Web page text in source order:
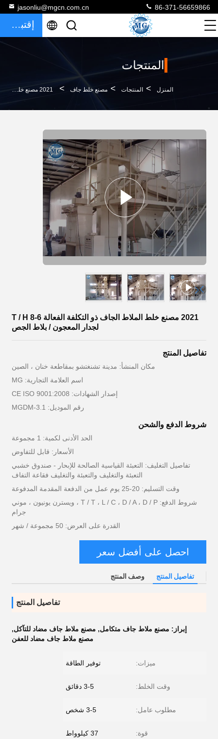
jasonliu@mgcn.com.cn 86-371-56659866
إقتباس
المنتجات
المنزل > المنتجات > مصنع خلط جاف > 2021 مصنع خلط الملاط الجاف ذو التكلفة الفعالة 6-8 T / H لجدار المعجون / بلاط الجص
2021 مصنع خلط الملاط الجاف ذو التكلفة الفعالة 6-8 T / H
لجدار المعجون / بلاط الجص
تفاصيل المنتج
مكان المنشأ: مدينة تشنغتشو بمقاطعة خنان ، الصين
اسم العلامة التجارية: MG
إصدار الشهادات: CE ISO 9001:2008
رقم الموديل: MGDM-3.1
شروط الدفع والشحن
الحد الأدنى لكمية: 1 مجموعة
الأسعار: قابل للتفاوض
تفاصيل التغليف: التعبئة القياسية الصالحة للإبحار - صندوق خشبي
التعبئة والتغليف والتعبئة والتغليف فقاعة التفاف
وقت التسليم: 20-25 يوم عمل من الدفعة المقدمة المدفوعة
شروط الدفع: T / T ، L / C ، D / A ، D / P ، ويسترن يونيون ، موني
جرام
القدرة على العرض: 50 مجموعة / شهر
احصل على أفضل سعر
تفاصيل المنتج وصف المنتج
تفاصيل المنتج
إبراز: مصنع ملاط ​​جاف متكامل, مصنع ملاط ​​جاف مضاد للتآكل,
مصنع ملاط ​​جاف مضاد للعفن
ميزات: توفير الطاقة
وقت الخلط: 3-5 دقائق
مطلوب عامل: 3-5 شخص
قوة: 37 كيلوواط